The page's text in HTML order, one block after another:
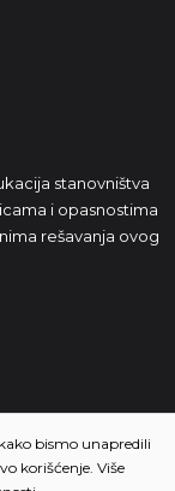
stanovništva
i opasnostima
rešavanja ovog
bismo unapredili
korišćenje. Više